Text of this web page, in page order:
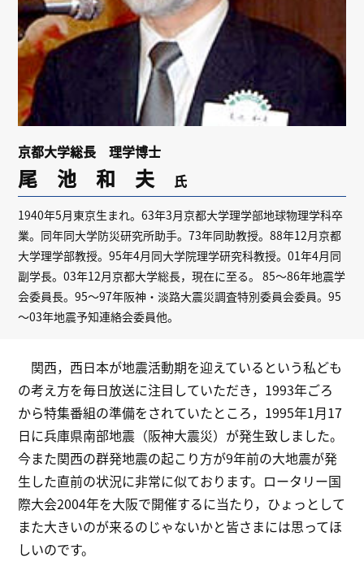
京都大学総長 理学博士
尾 池 和 夫 氏
1940年5月東京生まれ。63年3月京都大学理学部地球物理学科卒
業。同年同大学防災研究所助手。73年同助教授。88年12月京都
大学理学部教授。95年4月同大学院理学研究科教授。01年4月同
副学長。03年12月京都大学総長，現在に至る。 85～86年地震学
会委員長。95～97年阪神・淡路大震災調査特別委員会委員。95
～03年地震予知連絡会委員他。
関西，西日本が地震活動期を迎えているという私ども
の考え方を毎日放送に注目していただき，1993年ごろ
から特集番組の準備をされていたところ，1995年1月17
日に兵庫県南部地震（阪神大震災）が発生致しました。
今また関西の群発地震の起こり方が9年前の大地震が発
生した直前の状況に非常に似ております。ロータリー国
際大会2004年を大阪で開催するに当たり，ひょっとして
また大きいのが来るのじゃないかと皆さまには思ってほ
しいのです。